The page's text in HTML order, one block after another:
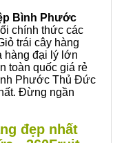
Bình Phước
chính thức các
trái cây hàng
hàng đại lý lớn
toàn quốc giá rẻ
Phước Thủ Đức
Đừng ngần
đẹp nhất